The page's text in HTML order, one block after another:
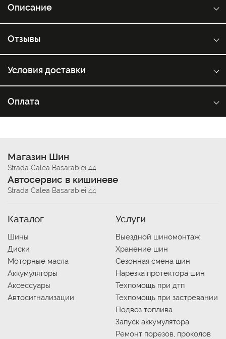
Описание
Отзывы
Условия доставки
Оплата
Магазин Шин
Strada Calea Basarabiei 44
Автосервис в кишиневе
Strada Calea Basarabiei 44
Каталог
Шины
Диски
Моторные масла
Аккумуляторы
Аксессуары
Автосигнализации
Услуги
Выездной шиномонтаж
Хранение шин
Сезонная смена шин
Нарезка протектора шин
Техпомощь при дтп
Техпомощь при застревании
Подвоз топлива
Запуск аккумулятора
Ремонт порезов, проколов